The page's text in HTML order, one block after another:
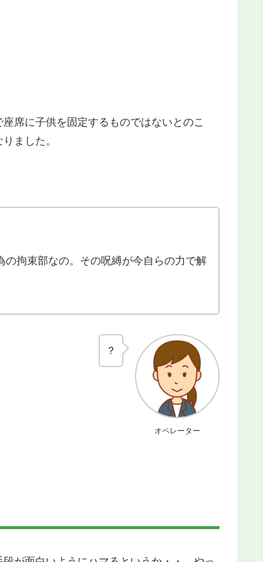
座席に子供を固定するものではないとのこ
ました。
拘束部なの。その呪縛が今自らの力で解
オペレーター
？